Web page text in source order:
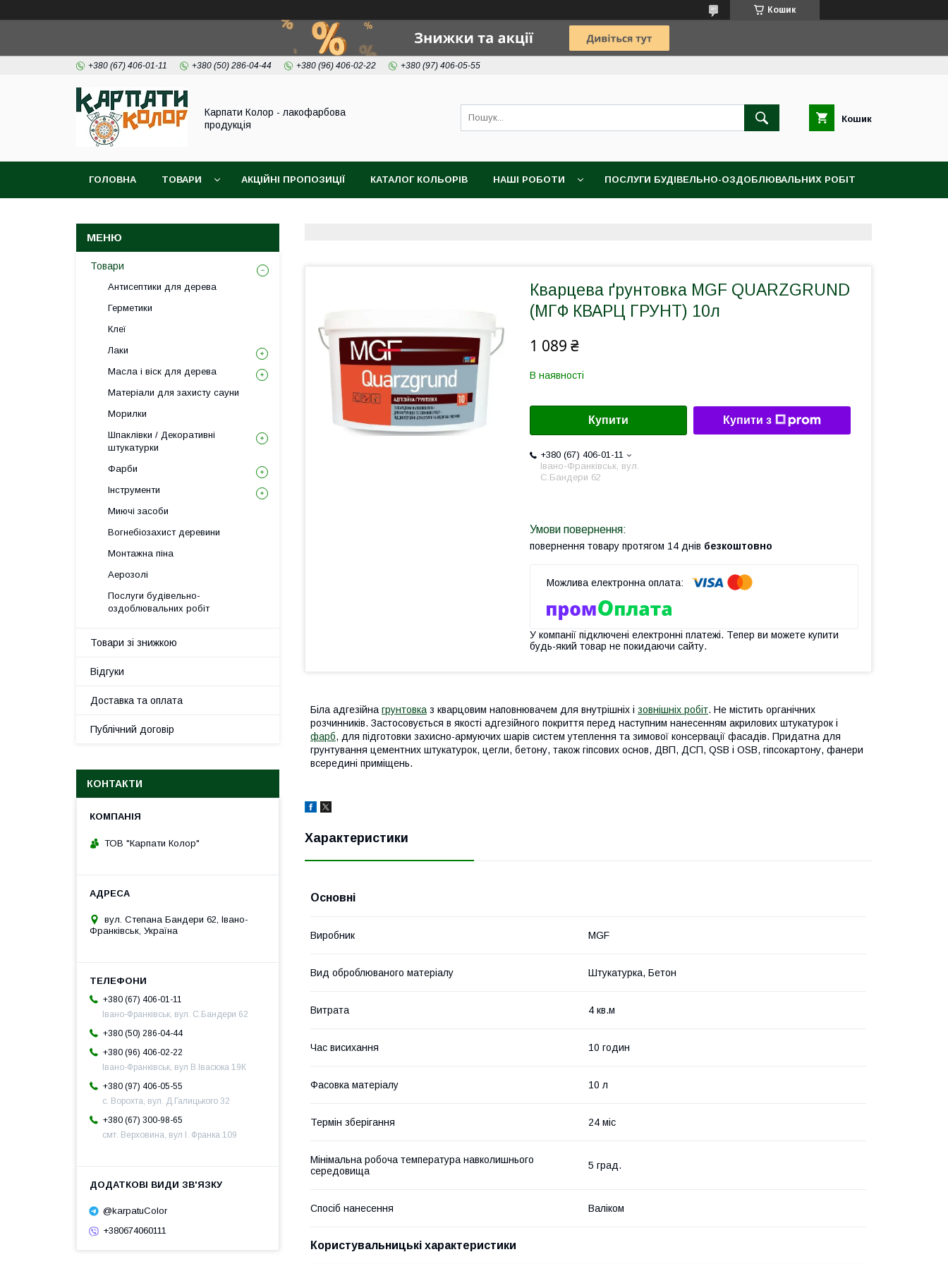
Кошик
+380 (67) 406-01-11 +380 (50) 286-04-44 +380 (96) 406-02-22 +380 (97) 406-05-55
Карпати Колор - лакофарбова
продукція
Кошик
ГОЛОВНА ТОВАРИ АКЦІЙНІ ПРОПОЗИЦІЇ КАТАЛОГ КОЛЬОРІВ НАШІ РОБОТИ ПОСЛУГИ БУДІВЕЛЬНО-ОЗДОБЛЮВАЛЬНИХ РОБІТ
Кварцева ґрунтовка MGF QUARZGRUND
(МГФ КВАРЦ ГРУНТ) 10л
1 089 ₴
В наявності
Купити Купити з
+380 (67) 406-01-11
Івано-Франківськ, вул.
С.Бандери 62
повернення товару протягом 14 днів безкоштовно
У компанії підключені електронні платежі. Тепер ви можете купити
будь-який товар не покидаючи сайту.
Біла адгезійна грунтовка з кварцовим наповнювачем для внутрішніх і зовнішніх робіт. Не містить органічних
розчинників. Застосовується в якості адгезійного покриття перед наступним нанесенням акрилових штукатурок і
фарб, для підготовки захисно-армуючих шарів систем утеплення та зимової консервації фасадів. Придатна для
грунтування цементних штукатурок, цегли, бетону, також гіпсових основ, ДВП, ДСП, QSB і OSB, гіпсокартону, фанери
всередині приміщень.
Характеристики
Основні
Виробник MGF
Вид оброблюваного матеріалу Штукатурка, Бетон
Витрата 4 кв.м
Час висихання 10 годин
Фасовка матеріалу 10 л
Термін зберігання 24 міс
Мінімальна робоча температура навколишнього
середовища
5 град.
Спосіб нанесення Валіком
Користувальницькі характеристики
Товари
Антисептики для дерева
Герметики
Клеї
Лаки
Масла і віск для дерева
Матеріали для захисту сауни
Морилки
Шпаклівки / Декоративні
штукатурки
Фарби
Інструменти
Миючі засоби
Вогнебіозахист деревини
Монтажна піна
Аерозолі
Послуги будівельно-
оздоблювальних робіт
Товари зі знижкою
Відгуки
Доставка та оплата
Публічний договір
КОНТАКТИ
ТОВ "Карпати Колор"
вул. Степана Бандери 62, Івано-
Франківськ, Україна
+380 (67) 406-01-11
Івано-Франківськ, вул. С.Бандери 62
+380 (50) 286-04-44
+380 (96) 406-02-22
Івано-Франківськ, вул В.Івасюка 19К
+380 (97) 406-05-55
с. Ворохта, вул. Д.Галицького 32
+380 (67) 300-98-65
смт. Верховина, вул І. Франка 109
@karpatuColor
+380674060111